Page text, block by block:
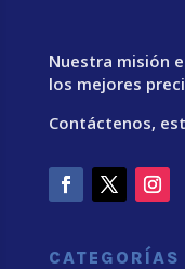
Nuestra misión
los mejores
Contáctenos,
CATEGORÍAS